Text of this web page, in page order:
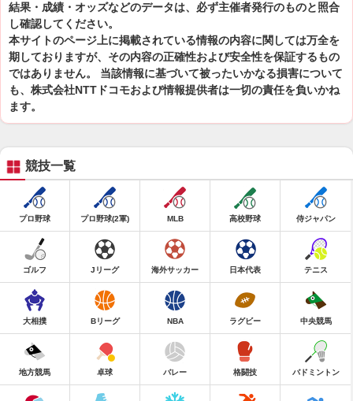
結果・成績・オッズなどのデータは、必ず主催者発行のものと照合
し確認してください。
本サイトのページ上に掲載されている情報の内容に関しては万全を
期しておりますが、その内容の正確性および安全性を保証するもの
ではありません。 当該情報に基づいて被ったいかなる損害について
も、株式会社NTTドコモおよび情報提供者は一切の責任を負いかね
ます。
競技一覧
プロ野球 プロ野球(2軍) MLB 高校野球 侍ジャパン
ゴルフ Jリーグ 海外サッカー 日本代表 テニス
大相撲 Bリーグ NBA ラグビー 中央競馬
地方競馬 卓球 バレー 格闘技 バドミントン